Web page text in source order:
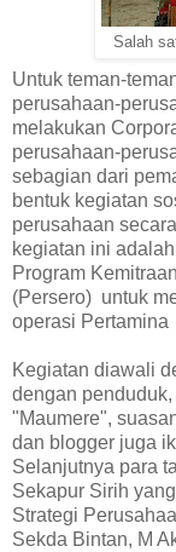
Salah
Untuk teman-
perusahaan-
melakukan
perusahaan-
sebagian dari
bentuk kegiatan
perusahaan
kegiatan ini
Program
(Persero) untuk
operasi Pertamina
Kegiatan diawali
dengan
"Maumere",
dan blogger juga
Selanjutnya para
Sekapur Sirih
Strategi
Sekda Bintan, M